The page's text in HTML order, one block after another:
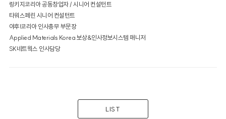
링키지코리아 공동창업자 / 시니어 컨설턴트
타워스페린 시니어 컨설턴트
야후!코리아 인사총무 부문장
Applied Materials Korea 보상&인사정보시스템 매니저
SK네트웍스 인사담당
LIST